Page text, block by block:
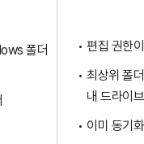
폴더
편집 권한
최상위 폴
내 드라이
이미 동기